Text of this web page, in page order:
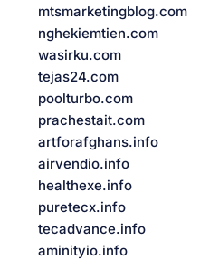
mtsmarketingblog.com
nghekiemtien.com
wasirku.com
tejas24.com
poolturbo.com
prachestait.com
artforafghans.info
airvendio.info
healthexe.info
puretecx.info
tecadvance.info
aminityio.info